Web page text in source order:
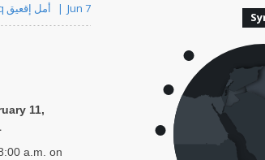
Jun 7
11,
a.m. on